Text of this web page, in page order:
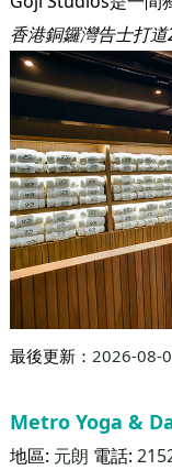
香港銅鑼灣告士打
最後更新： 2026-08-
Metro Yoga &
地區: 元朗 電話: